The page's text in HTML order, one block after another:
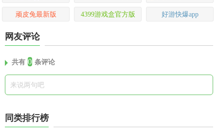
顽皮兔最新版 4399游戏盒官方版 好游快爆app
网友评论
共有 0 条评论
同类排行榜